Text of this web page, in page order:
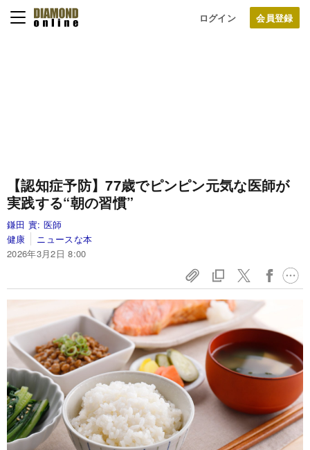
ログイン
【認知症予防】77歳でピンピン元気な医師が
実践する“朝の習慣”
鎌田 實: 医師
健康
ニュースな本
2026年3月2日 8:00